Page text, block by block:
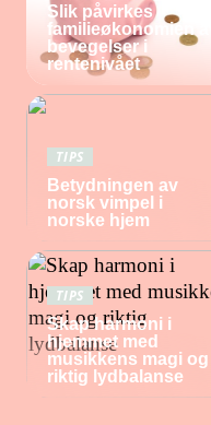
Slik påvirkes
familieøkonomien av
bevegelser i
rentenivået
TIPS
Betydningen av
norsk vimpel i
norske hjem
TIPS
Skap harmoni i
hjemmet med
musikkens magi og
riktig lydbalanse